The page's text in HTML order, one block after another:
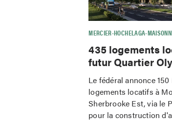
MERCIER-HOCHELAGA-
435 logements
futur Quartier
Le fédéral annonce
logements locatifs à
Sherbrooke Est, via le
pour la construction